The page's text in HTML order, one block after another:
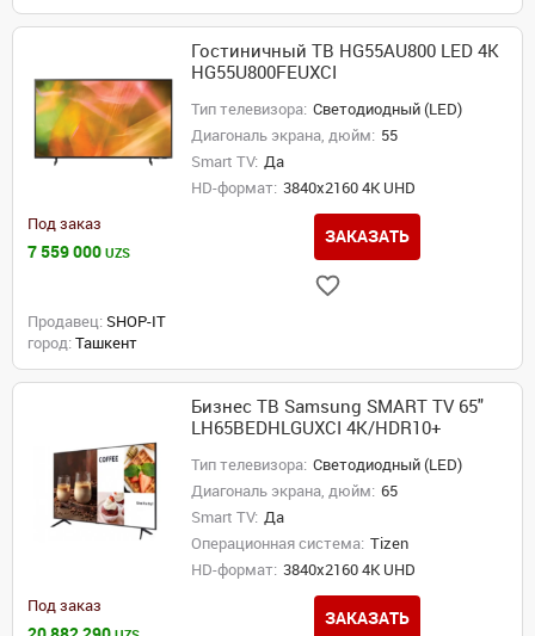
Гостиничный ТВ HG55AU800 LED 4K
HG55U800FEUXCI
Тип телевизора: Светодиодный (LED)
Диагональ экрана, дюйм: 55
Smart TV: Да
HD-формат: 3840x2160 4K UHD
Под заказ
7 559 000 UZS
ЗАКАЗАТЬ
Продавец: SHOP-IT
город: Ташкент
Бизнес ТВ Samsung SMART TV 65"
LH65BEDHLGUXCI 4K/HDR10+
Тип телевизора: Светодиодный (LED)
Диагональ экрана, дюйм: 65
Smart TV: Да
Операционная система: Tizen
HD-формат: 3840x2160 4K UHD
Под заказ
ЗАКАЗАТЬ